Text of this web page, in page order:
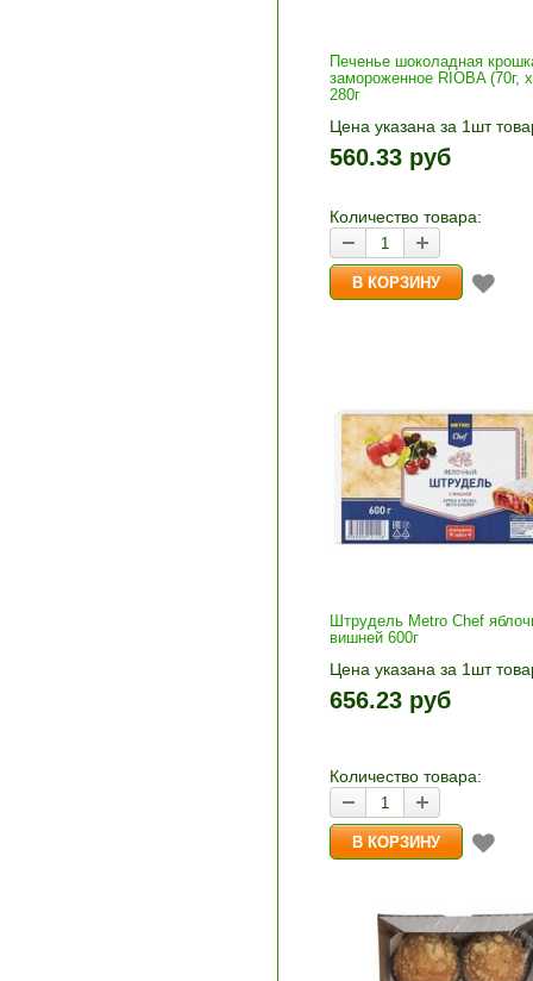
Печенье шоколадная
замороженное RIOBA (70г,
280г
Цена указана за 1шт
1шт прибавляется
и «-». Выберите нужное
корзину»
560.33 руб
Количество товара:
Штрудель Metro Chef
вишней 600г
Цена указана за 1шт
1шт прибавляется
и «-». Выберите нужное
656.23 руб
Количество товара: